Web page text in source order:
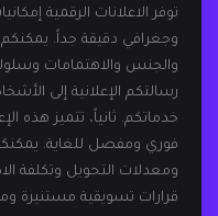
توفر الاعلانات الرقمية
وجغرافي دقيقة جداً.
والجنس والاهتمامات
رسالتكم الإعلانية إلى
خدماتكم. ثانياً، تتميز هذه
فوري ومفصل للغاية.
ومعدلات التحويل وتكلفة
قرارات تسويقية مستنيرة